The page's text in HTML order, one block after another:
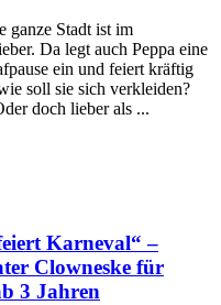
ganze Stadt ist im
Da legt auch Peppa eine
ein und feiert kräftig
soll sie sich verkleiden?
doch lieber als ...
Karneval“ –
Clowneske für
3 Jahren